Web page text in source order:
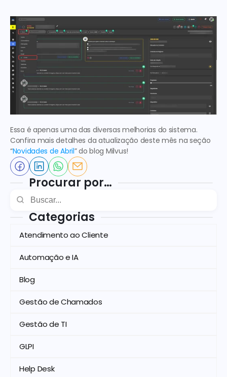
Essa é apenas uma das diversas melhorias do sistema.
Confira mais detalhes da atualização deste mês na seção
“Novidades de Abril” do blog Milvus!
Procurar por…
Categorias
Atendimento ao Cliente
Automação e IA
Blog
Gestão de Chamados
Gestão de TI
GLPI
Help Desk